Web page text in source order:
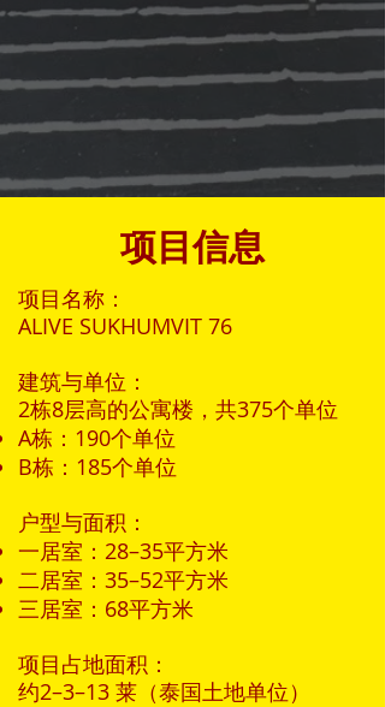
项目信息
项目名称：
ALIVE SUKHUMVIT 76
建筑与单位：
2栋8层高的公寓楼，共375个单位
A栋：190个单位
B栋：185个单位
户型与面积：
一居室：28–35平方米
二居室：35–52平方米
三居室：68平方米
项目占地面积：
约2–3–13 莱（泰国土地单位）